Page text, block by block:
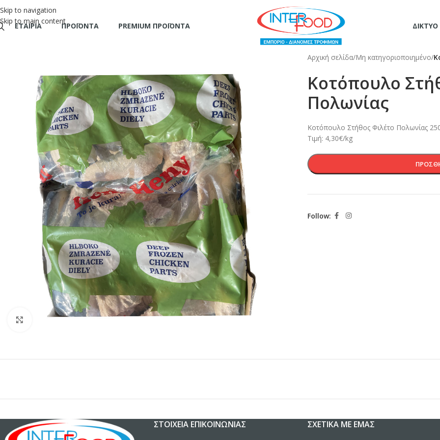
Skip to navigation
Skip to main content
ΕΤΑΙΡΊΑ ΠΡΟΪΌΝΤΑ PREMIUM ΠΡΟΪΟΝΤΑ
Κλικ για μεγέθυνση
Αρχική σελίδα/Μη κατηγοριοποιημένο/
Κοτόπουλο
Πολωνίας
Κοτόπουλο Στήθος Φιλέτο Πολωνίας
Τιμή: 4,30€/kg
Follow:
ΣΤΟΙΧΕΊΑ ΕΠΙΚΟΙΝΩΝΊΑΣ ΣΧΕΤΙΚΆ ΜΕ ΕΜΆΣ